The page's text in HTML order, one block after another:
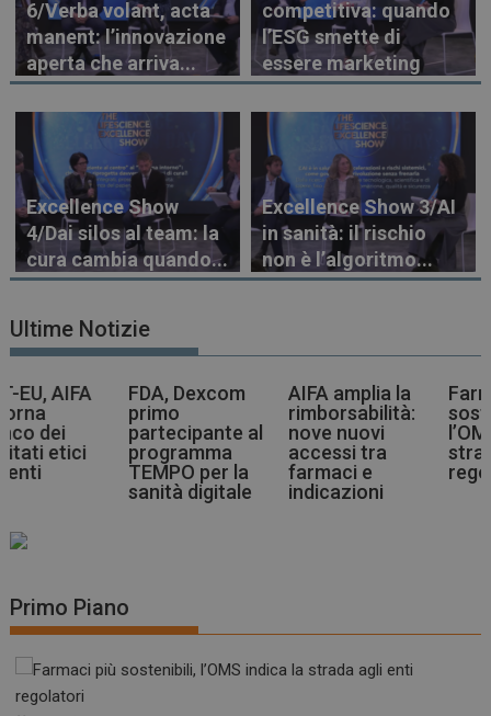
6/Verba volant, acta
manent: l’innovazione
aperta che arriva...
competitiva: quando
l’ESG smette di
essere marketing
Excellence Show
4/Dai silos al team: la
cura cambia quando...
Excellence Show 3/AI
in sanità: il rischio
non è l’algoritmo...
Ultime Notizie
Dexcom
al
per la
AIFA amplia la
rimborsabilità:
nove nuovi
accessi tra
farmaci e
indicazioni
Farmaci più
sostenibili,
l’OMS indica la
strada agli enti
regolatori
Primo Piano